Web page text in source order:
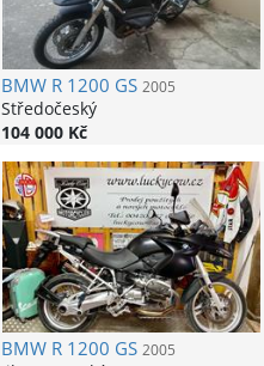
BMWR 1200 GS 2005
Středočeský
104 000 Kč
BMWR 1200 GS 2005